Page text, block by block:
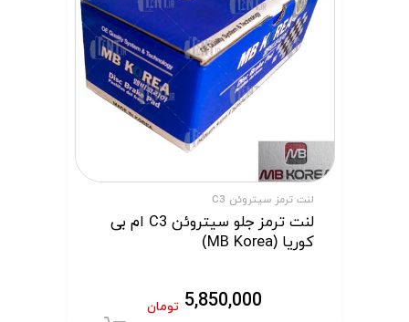
لنت ترمز سیتروئن C3
لنت ترمز جلو سیتروئن C3 ام بی
کوریا (MB Korea)
5,850,000 تومان